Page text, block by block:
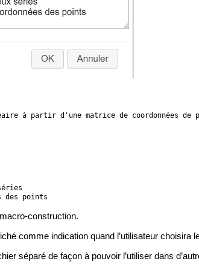
à partir d'une matrice de coordonnées de
des points
construction.
comme indication quand l’utilisateur choisira
séparé de façon à pouvoir l’utiliser dans